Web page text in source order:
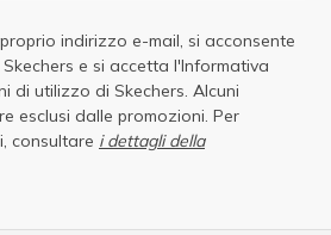
indirizzo e-mail, si acconsente
e si accetta l'Informativa
di utilizzo di Skechers. Alcuni
esclusi dalle promozioni. Per
consultare i dettagli della